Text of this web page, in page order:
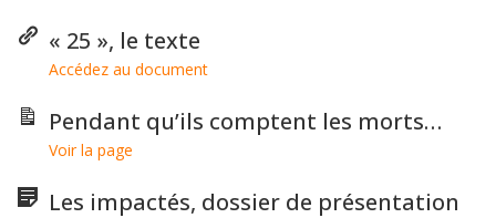
« 25 », le texte
Accédez au document
Pendant qu’ils comptent les morts…
Voir la page
Les impactés, dossier de présentation